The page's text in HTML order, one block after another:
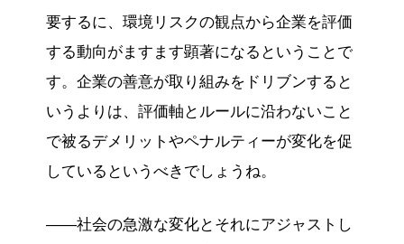
要するに、環境リスクの観点から企業を評価
する動向がますます顕著になるということで
す。企業の善意が取り組みをドリブンすると
いうよりは、評価軸とルールに沿わないこと
で被るデメリットやペナルティーが変化を促
しているというべきでしょうね。
——社会の急激な変化とそれにアジャストし